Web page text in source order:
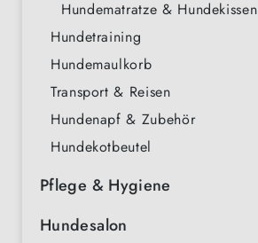
Hundematratze & Hundekissen
Hundetraining
Hundemaulkorb
Transport & Reisen
Hundenapf & Zubehör
Hundekotbeutel
Pflege & Hygiene
Hundesalon